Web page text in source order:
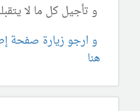
و تأجيل كل ما لا
و ارجو زيارة صفحة
هنا